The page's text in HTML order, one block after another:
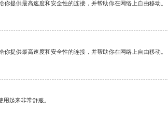
你提供最高速度和安全性的连接，并帮助你在网络上自由移动。
你提供最高速度和安全性的连接，并帮助你在网络上自由移动。
起来非常舒服。